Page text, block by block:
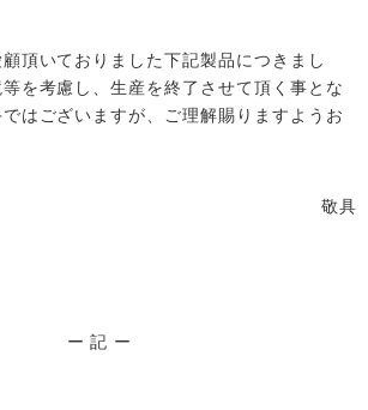
頂いておりました下記製品につきまし
を考慮し、生産を終了させて頂く事とな
はございますが、ご理解賜りますようお
敬具
ー 記 ー